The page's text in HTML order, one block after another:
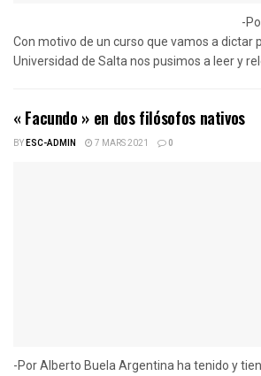
-Por Alberto
Con motivo de un curso que vamos a dictar
Universidad de Salta nos pusimos a leer y
« Facundo » en dos filósofos nativos
BYESC-ADMIN 7 MARS 2021 0
-Por Alberto Buela Argentina ha tenido y